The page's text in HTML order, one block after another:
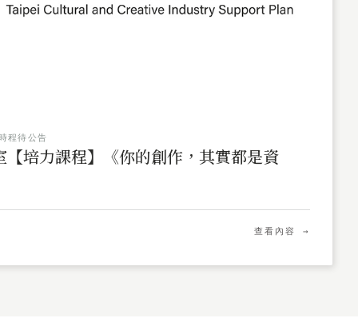
程待公告
【培力課程】《你的創作，其實都是資
查看內容 →